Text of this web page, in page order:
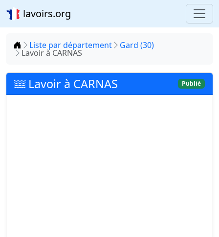
lavoirs.org
Accueil
Liste par département Gard (30)
Lavoir à CARNAS
Lavoir à CARNAS Publié